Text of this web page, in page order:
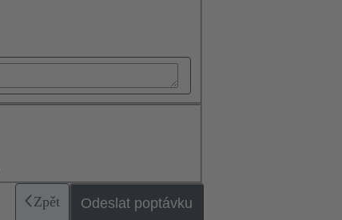
Zpět Odeslat poptávku